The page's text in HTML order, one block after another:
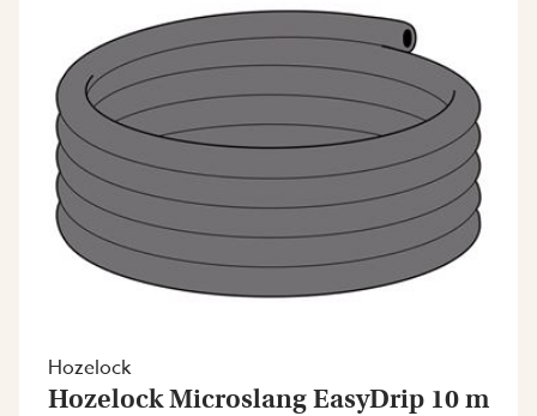
Hozelock
Hozelock Microslang EasyDrip 10 m